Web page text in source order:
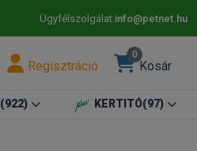
Ügyfélszolgálat:info@petnet.hu
Regisztráció
0
Kosár
(922) KERTITÓ(97)